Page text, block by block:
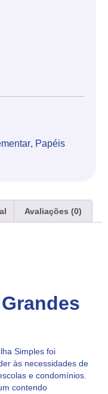
, Papéis
Avaliações (0)
Simples foi
às necessidades de
e condomínios.
contendo